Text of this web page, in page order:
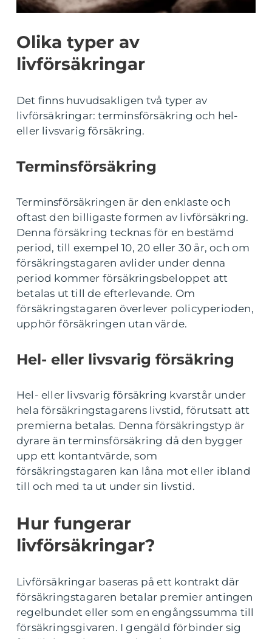
Olika typer av
livförsäkringar
Det finns huvudsakligen två typer av
livförsäkringar: terminsförsäkring och hel-
eller livsvarig försäkring.
Terminsförsäkring
Terminsförsäkringen är den enklaste och
oftast den billigaste formen av livförsäkring.
Denna försäkring tecknas för en bestämd
period, till exempel 10, 20 eller 30 år, och om
försäkringstagaren avlider under denna
period kommer försäkringsbeloppet att
betalas ut till de efterlevande. Om
försäkringstagaren överlever policyperioden,
upphör försäkringen utan värde.
Hel- eller livsvarig försäkring
Hel- eller livsvarig försäkring kvarstår under
hela försäkringstagarens livstid, förutsatt att
premierna betalas. Denna försäkringstyp är
dyrare än terminsförsäkring då den bygger
upp ett kontantvärde, som
försäkringstagaren kan låna mot eller ibland
till och med ta ut under sin livstid.
Hur fungerar
livförsäkringar?
Livförsäkringar baseras på ett kontrakt där
försäkringstagaren betalar premier antingen
regelbundet eller som en engångssumma till
försäkringsgivaren. I gengäld förbinder sig